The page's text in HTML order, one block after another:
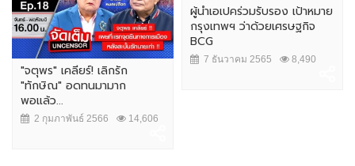
"จตุพร" เคลียร์! เลิกรัก
"ทักษิณ" อดทนมามาก
พอแล้ว...
2 กุมภาพันธ์ 2566 14,606
ผู้นำเอเปคร่วมรับรอง เป้าหมาย
กรุงเทพฯ ว่าด้วยเศรษฐกิจ
BCG
7 ธันวาคม 2565 8,490